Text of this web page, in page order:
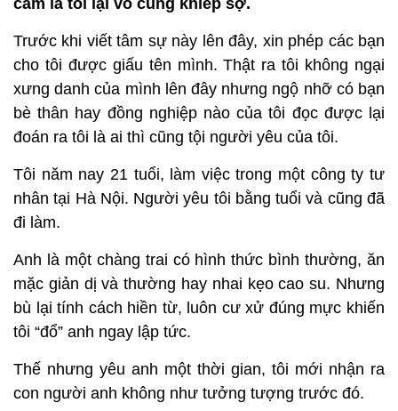
cảm là tôi lại vô cùng khiếp sợ.
Trước khi viết tâm sự này lên đây, xin phép các bạn
cho tôi được giấu tên mình. Thật ra tôi không ngại
xưng danh của mình lên đây nhưng ngộ nhỡ có bạn
bè thân hay đồng nghiệp nào của tôi đọc được lại
đoán ra tôi là ai thì cũng tội người yêu của tôi.
Tôi năm nay 21 tuổi, làm việc trong một công ty tư
nhân tại Hà Nội. Người yêu tôi bằng tuổi và cũng đã
đi làm.
Anh là một chàng trai có hình thức bình thường, ăn
mặc giản dị và thường hay nhai kẹo cao su. Nhưng
bù lại tính cách hiền từ, luôn cư xử đúng mực khiến
tôi “đổ” anh ngay lập tức.
Thế nhưng yêu anh một thời gian, tôi mới nhận ra
con người anh không như tưởng tượng trước đó.